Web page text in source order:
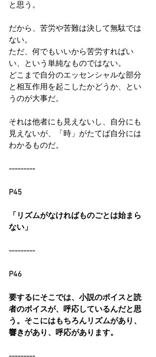
と思う。
だから、苦労や苦難は決して無駄では
ない。
ただ、何でもいいから苦労すればい
い、という単純なものではない。
どこまで自分のエッセンシャルな部分
と相互作用を起こしたかどうか、とい
うのが大事だ。
それは他者にも見えないし、自分にも
見えないが、「時」がたてば自分には
わかるものだ。
---------
P45
「リズムがなければものごとは始まら
ない」
---------
P46
要するにそこでは、小説のボイスと読
者のボイスが、呼応しているんだと思
う。そこにはもちろんリズムがあり、
響きがあり、呼応があります。